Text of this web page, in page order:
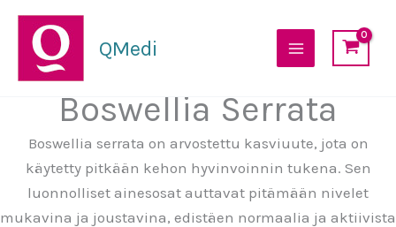
Siirry
sisältöön
QMedi
Boswellia Serrata
Boswellia serrata on arvostettu kasviuute, jota on
käytetty pitkään kehon hyvinvoinnin tukena. Sen
luonnolliset ainesosat auttavat pitämään nivelet
mukavina ja joustavina, edistäen normaalia ja aktiivista